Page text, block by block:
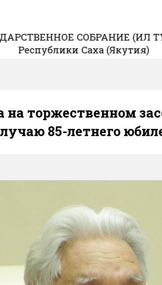
СОБРАНИЕ (ИЛ
Республики Саха (Якутия)
торжественном
85-летнего